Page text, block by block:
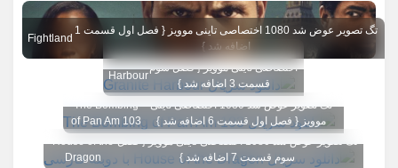
تگ تصویر عوض شد 1080 اختصاصی تاینی موویز { فصل اول قسمت 1
اضافه شد }
Fightland
تگ تصویر عوض شد 1080
اختصاصی تاینی موویز { فصل سوم
قسمت 3 اضافه شد }
Granite
Harbour
تگ تصویر عوض شد 1080 اختصاصی تاینی
موویز { فصل اول قسمت 6 اضافه شد }
The Bombing
of Pan Am 103
تگ تصویر عوض شد 1080 اختصاصی تاینی موویز { فصل
سوم قسمت 7 اضافه شد }
House of the
Dragon